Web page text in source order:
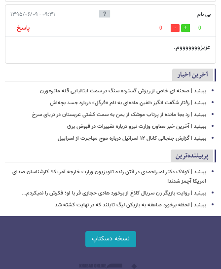
بی نام ۰۹:۳۱ - ۱۳۹۵/۰۶/۰۹
0
0
پاسخ
عزیزوووووووم.
آخرین اخبار
ببینید | صحنه ای خاص از ریزش گسترده سنگ در سمت ایتالیایی قله ماترهورن
ببینید | رفتار شگفت انگیز دلفین ماده‌ای به نام «فرگل» درباره جسد بچه‌اش
ببینید | رد بجا مانده از پرتاب موشک از یمن به سمت کشتی‌ عربستان در دریای سرخ
ببینید | آخرین خبر معاون وزارت نیرو درباره تغییرات در قبوض برق
ببینید | گزارش جنجالی کانال ۱۲ اسرائیل درباره موج مهاجرت از اسراییل
پربیننده‌ترین
ببینید | کولاک دکتر امیراحمدی در آنتن زنده تلویزیون وزارت خارجه آمریکا؛ کارشناسان صدای
امریکا آچمز شدند!
ببینید | روایت بازیگر زن سریال کلاغ از برخورد هادی حجازی فر با او؛ فکرش را نمیکردم...
ببینید | لحظه برخورد صاعقه به بازیکن لیگ تایلند که در نهایت کشته شد
نسخه دسکتاپ